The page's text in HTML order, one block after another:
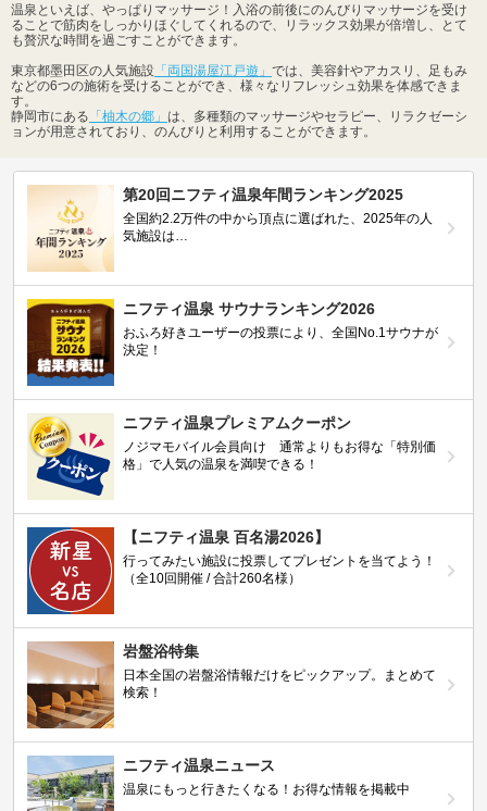
温泉といえば、やっぱりマッサージ！入浴の前後にのんびりマッサージを受け
ることで筋肉をしっかりほぐしてくれるので、リラックス効果が倍増し、とて
も贅沢な時間を過ごすことができます。
東京都墨田区の人気施設 「両国湯屋江戸遊」 では、美容針やアカスリ、足もみ
などの6つの施術を受けることができ、様々なリフレッシュ効果を体感できま
す。
静岡市にある 「柚木の郷」 は、多種類のマッサージやセラピー、リラクゼーシ
ョンが用意されており、のんびりと利用することができます。
第20回ニフティ温泉年間ランキング2025
全国約2.2万件の中から頂点に選ばれた、2025年の人
気施設は…
ニフティ温泉 サウナランキング2026
おふろ好きユーザーの投票により、全国No.1サウナが
決定！
ニフティ温泉プレミアムクーポン
ノジマモバイル会員向け 通常よりもお得な「特別価
格」で人気の温泉を満喫できる！
【ニフティ温泉 百名湯2026】
行ってみたい施設に投票してプレゼントを当てよう！
（全10回開催 / 合計260名様）
岩盤浴特集
日本全国の岩盤浴情報だけをピックアップ。まとめて
検索！
ニフティ温泉ニュース
温泉にもっと行きたくなる！お得な情報を掲載中